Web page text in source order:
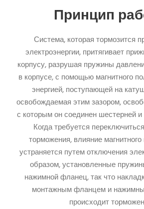
Принцип
Система, которая тормозится
электроэнергии, притягивает
корпусу, разрушая пружины
в корпусе, с помощью магнитного
энергией, поступающей на
освобождаемая этим зазором,
с которым он соединен шестерней
Когда требуется
торможения, влияние
устраняется путем отключения
образом, установленные
нажимной фланец, так что
монтажным фланцем и
происходит